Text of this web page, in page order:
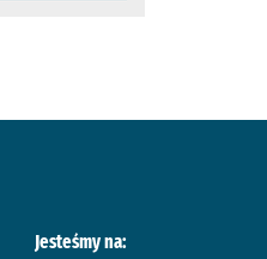
Jesteśmy na: